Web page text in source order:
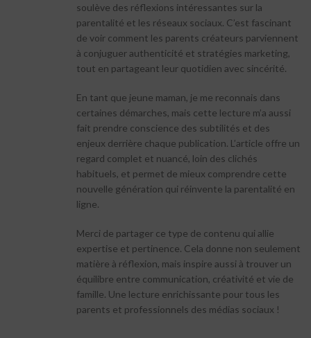
soulève des réflexions intéressantes sur la
parentalité et les réseaux sociaux. C’est fascinant
de voir comment les parents créateurs parviennent
à conjuguer authenticité et stratégies marketing,
tout en partageant leur quotidien avec sincérité.
En tant que jeune maman, je me reconnais dans
certaines démarches, mais cette lecture m’a aussi
fait prendre conscience des subtilités et des
enjeux derrière chaque publication. L’article offre un
regard complet et nuancé, loin des clichés
habituels, et permet de mieux comprendre cette
nouvelle génération qui réinvente la parentalité en
ligne.
Merci de partager ce type de contenu qui allie
expertise et pertinence. Cela donne non seulement
matière à réflexion, mais inspire aussi à trouver un
équilibre entre communication, créativité et vie de
famille. Une lecture enrichissante pour tous les
parents et professionnels des médias sociaux !